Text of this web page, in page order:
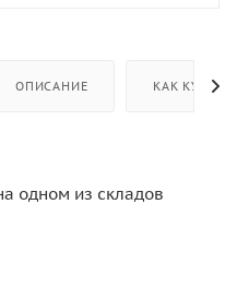
ОПИСАНИЕ КАК КУПИТЬ
одном из складов